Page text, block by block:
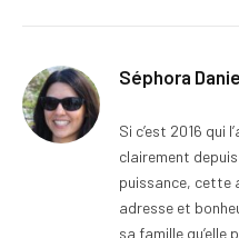
Séphora
Si c’est 2016 qui
clairement
puissance, cette
adresse et
sa famille qu’elle